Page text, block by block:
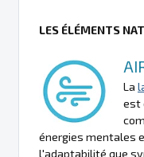
LES ÉLÉMENTS
La
est
énergies mentales
l'adaptabilité que